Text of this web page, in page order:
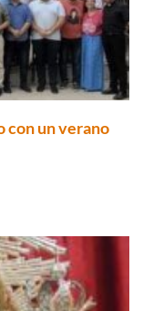
con un verano